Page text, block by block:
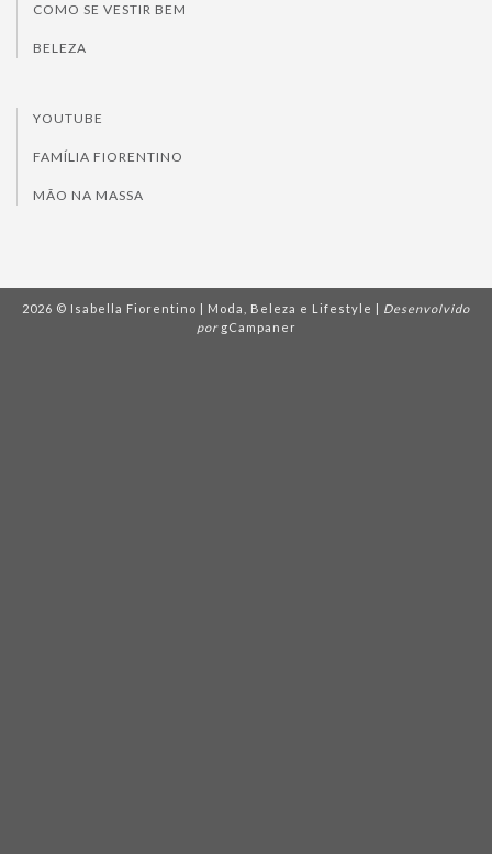
COMO SE VESTIR BEM
BELEZA
YOUTUBE
FAMÍLIA FIORENTINO
MÃO NA MASSA
2026 © Isabella Fiorentino | Moda, Beleza e Lifestyle | Desenvolvido
por gCampaner